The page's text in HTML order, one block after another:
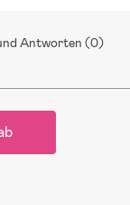
Antworten (0)